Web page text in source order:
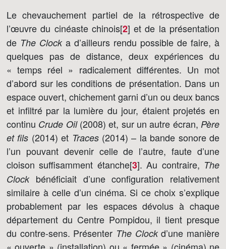
Le chevauchement partiel de la rétrospective de
l’œuvre du cinéaste chinois[2] et de la présentation
de The Clocka d’ailleurs rendu possible de faire, à
quelques pas de distance, deux expériences du
« temps réel » radicalement différentes. Un mot
d’abord sur les conditions de présentation. Dans un
espace ouvert, chichement garni d’un ou deux bancs
et infiltré par la lumière du jour, étaient projetés en
continu Crude Oil(2008) et, sur un autre écran, Père
et fils (2014) et Traces(2014) – la bande sonore de
l’un pouvant devenir celle de l’autre, faute d’une
cloison suffisamment étanche[3]. Au contraire, The
Clockbénéficiait d’une configuration relativement
similaire à celle d’un cinéma. Si ce choix s’explique
probablement par les espaces dévolus à chaque
département du Centre Pompidou, il tient presque
du contre-sens. Présenter The Clockd’une manière